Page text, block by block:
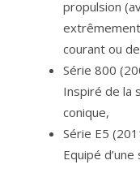
propulsion
courant ou
Série 800
Inspiré de la
conique,
Série E5
Equipé